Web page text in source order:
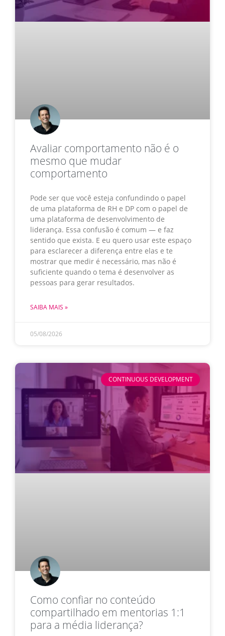
Avaliar comportamento não é o
mesmo que mudar
comportamento
Pode ser que você esteja confundindo o papel
de uma plataforma de RH e DP com o papel de
uma plataforma de desenvolvimento de
liderança. Essa confusão é comum — e faz
sentido que exista. E eu quero usar este espaço
para esclarecer a diferença entre elas e te
mostrar que medir é necessário, mas não é
suficiente quando o tema é desenvolver as
pessoas para gerar resultados.
SAIBA MAIS »
05/08/2026
CONTINUOUS DEVELOPMENT
Como confiar no conteúdo
compartilhado em mentorias 1:1
para a média liderança?